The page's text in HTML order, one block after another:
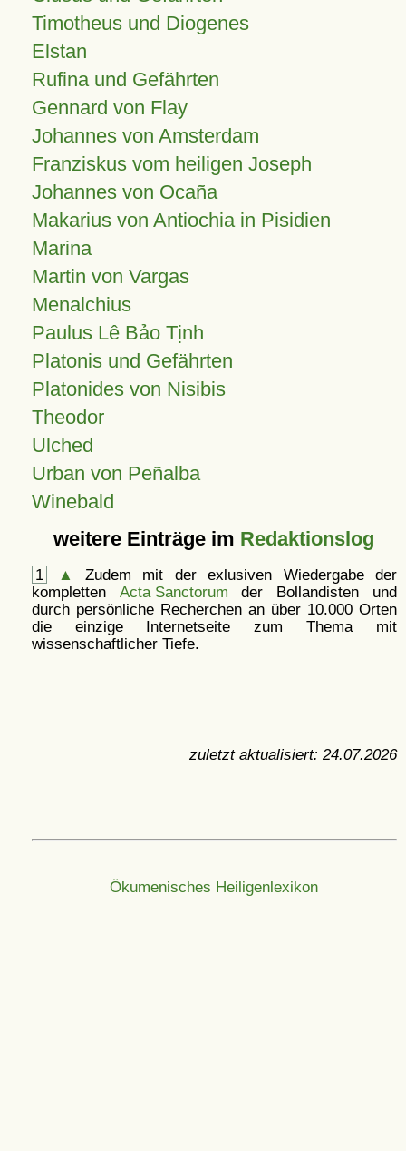
Timotheus und Diogenes
Elstan
Rufina und Gefährten
Gennard von Flay
Johannes von Amsterdam
Franziskus vom heiligen Joseph
Johannes von Ocaña
Makarius von Antiochia in Pisidien
Marina
Martin von Vargas
Menalchius
Paulus Lê Bảo Tịnh
Platonis und Gefährten
Platonides von Nisibis
Theodor
Ulched
Urban von Peñalba
Winebald
weitere Einträge im Redaktionslog
1 ▲
Zudem mit der exlusiven Wiedergabe der
kompletten Acta Sanctorum der Bollandisten und
durch persönliche Recherchen an über 10.000 Orten
die einzige Internetseite zum Thema mit
wissenschaftlicher Tiefe.
zuletzt aktualisiert: 24.07.2026
Ökumenisches Heiligenlexikon